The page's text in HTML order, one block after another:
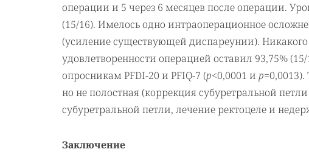
операции и 5 через 6 месяцев после операции.
(15/16). Имелось одно интраоперационное
(усиление существующей диспареунии).
удовлетворенности операцией оставил 93,75%
опросникам PFDI-20 и PFIQ-7 (p<0,0001 и p
но не полостная (коррекция субуретральной
субуретральной петли, лечение ректоцеле и
Заключение